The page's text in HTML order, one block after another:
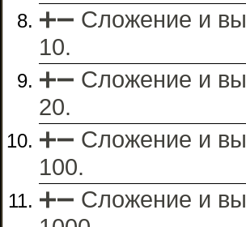
➕➖ Сложение и
10.
➕➖ Сложение и
20.
➕➖ Сложение и
100.
➕➖ Сложение и